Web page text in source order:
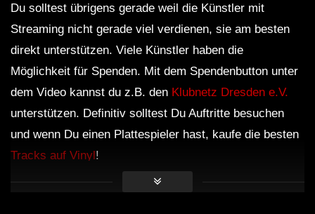
Du solltest übrigens gerade weil die Künstler mit
Streaming nicht gerade viel verdienen, sie am besten
direkt unterstützen. Viele Künstler haben die
Möglichkeit für Spenden. Mit dem Spendenbutton unter
dem Video kannst du z.B. den Klubnetz Dresden e.V.
unterstützen. Definitiv solltest Du Auftritte besuchen
und wenn Du einen Plattespieler hast, kaufe die besten
Tracks auf Vinyl !